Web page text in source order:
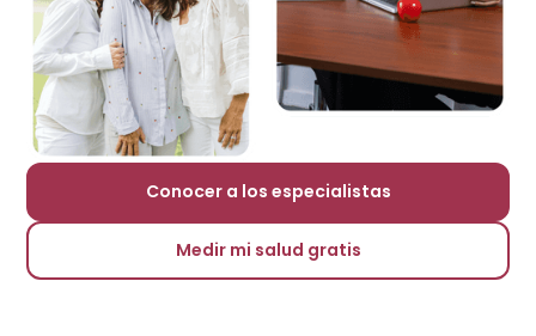
Conocer a los especialistas
Medir mi salud gratis